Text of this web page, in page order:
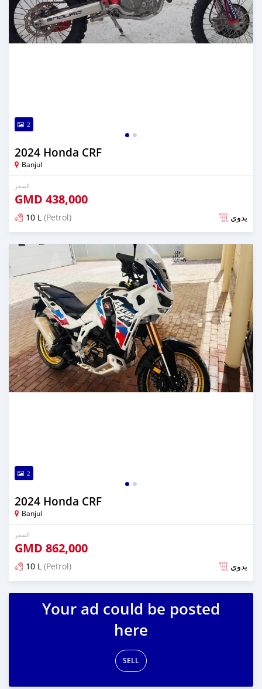
2
2024 Honda CRF
Banjul
السعر
GMD 438,000
10 L (Petrol) يدوي
تم النشر منذ أكثر من سنة مضت
2
2024 Honda CRF
Banjul
السعر
GMD 862,000
10 L (Petrol) يدوي
تم النشر منذ أكثر من سنة مضت
Your ad could be posted
here
SELL